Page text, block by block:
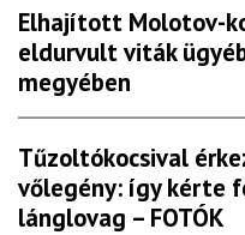
Elhajított Molotov-
eldurvult viták
megyében
Tűzoltókocsival
vőlegény: így kérte
lánglovag – FOTÓK